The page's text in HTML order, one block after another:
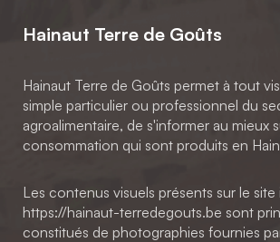
Hainaut Terre de Goûts
Hainaut Terre de Goûts permet à tout
simple particulier ou professionnel du
agroalimentaire, de s'informer au mieux
consommation qui sont produits en
Les contenus visuels présents sur le
https://hainaut-terredegouts.be sont
constitués de photographies fournies